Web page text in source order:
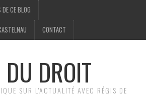
CE BLOG
CONTACT
DROIT
SUR L'ACTUALITÉ AVEC RÉGIS DE